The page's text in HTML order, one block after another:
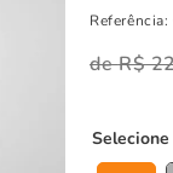
Referência:
R$